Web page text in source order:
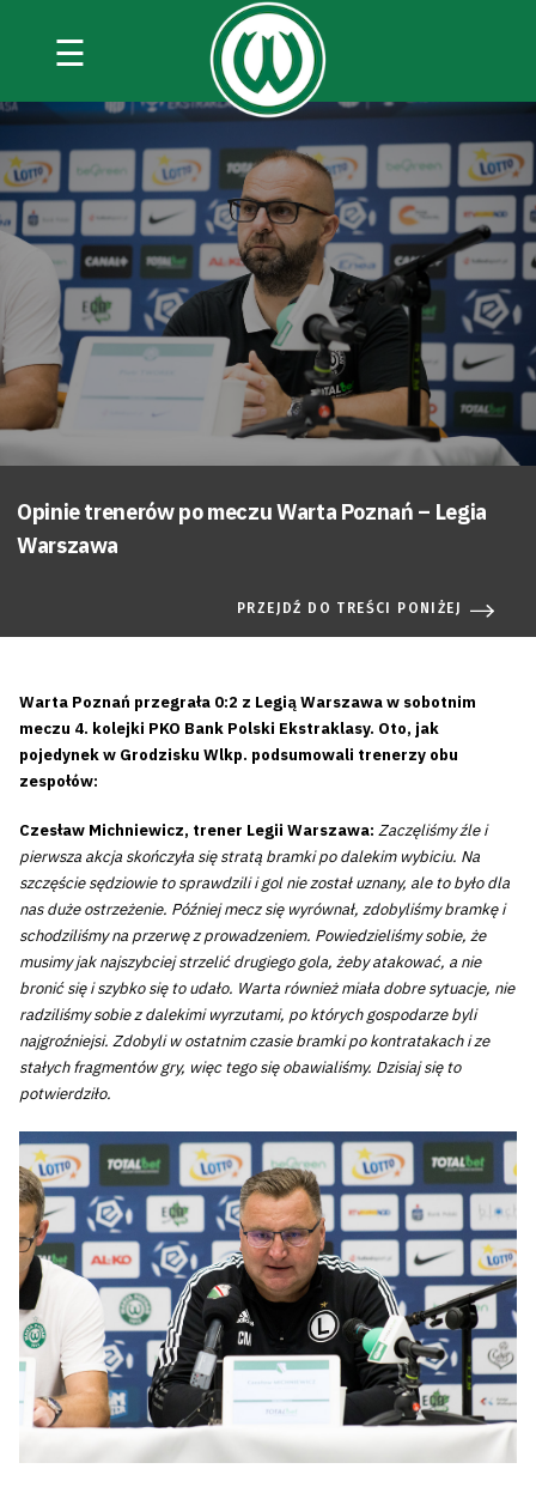
☰
Opinie trenerów po meczu Warta Poznań – Legia
Warszawa
PRZEJDŹ DO TREŚCI PONIŻEJ
Warta Poznań przegrała 0:2 z Legią Warszawa w sobotnim
meczu 4. kolejki PKO Bank Polski Ekstraklasy. Oto, jak
pojedynek w Grodzisku Wlkp. podsumowali trenerzy obu
zespołów:
Czesław Michniewicz, trener Legii Warszawa: Zaczęliśmy źle i
pierwsza akcja skończyła się stratą bramki po dalekim wybiciu. Na
szczęście sędziowie to sprawdzili i gol nie został uznany, ale to było dla
nas duże ostrzeżenie. Później mecz się wyrównał, zdobyliśmy bramkę i
schodziliśmy na przerwę z prowadzeniem. Powiedzieliśmy sobie, że
musimy jak najszybciej strzelić drugiego gola, żeby atakować, a nie
bronić się i szybko się to udało. Warta również miała dobre sytuacje, nie
radziliśmy sobie z dalekimi wyrzutami, po których gospodarze byli
najgroźniejsi. Zdobyli w ostatnim czasie bramki po kontratakach i ze
stałych fragmentów gry, więc tego się obawialiśmy. Dzisiaj się to
potwierdziło.